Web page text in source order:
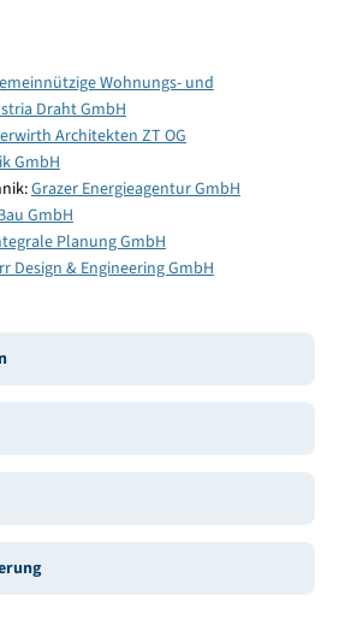
Wohnungs- und
Draht GmbH
Architekten ZT OG
GmbH
Grazer Energieagentur GmbH
GmbH
Planung GmbH
Design & Engineering GmbH